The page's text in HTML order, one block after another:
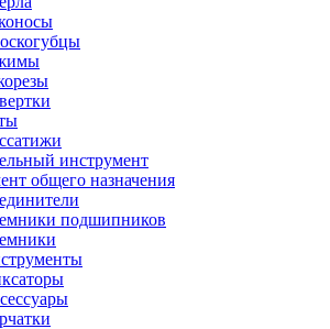
инструмент
общего назначения
подшипников